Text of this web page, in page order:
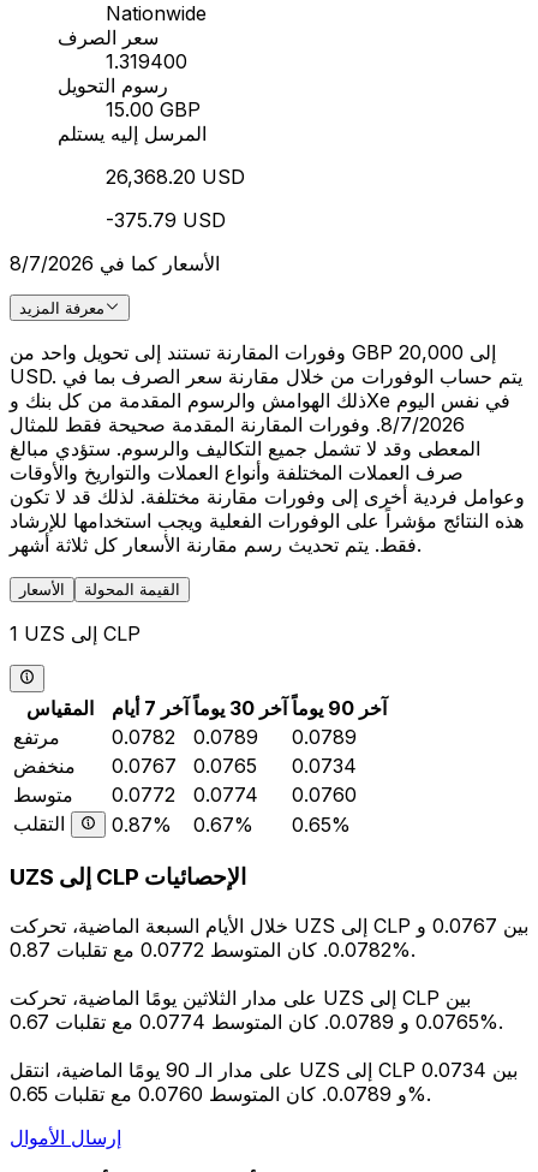
Nationwide
سعر الصرف
1.319400
رسوم التحويل
15.00 GBP
المرسل إليه يستلم
26,368.20 USD
-375.79 USD
الأسعار كما في 8/7/2026
معرفة المزيد
وفورات المقارنة تستند إلى تحويل واحد من GBP 20,000 إلى
USD. يتم حساب الوفورات من خلال مقارنة سعر الصرف بما في
ذلك الهوامش والرسوم المقدمة من كل بنك وXe في نفس اليوم
8/7/2026. وفورات المقارنة المقدمة صحيحة فقط للمثال
المعطى وقد لا تشمل جميع التكاليف والرسوم. ستؤدي مبالغ
صرف العملات المختلفة وأنواع العملات والتواريخ والأوقات
وعوامل فردية أخرى إلى وفورات مقارنة مختلفة. لذلك قد لا تكون
هذه النتائج مؤشراً على الوفورات الفعلية ويجب استخدامها للإرشاد
فقط. يتم تحديث رسم مقارنة الأسعار كل ثلاثة أشهر.
الأسعار القيمة المحولة
1 UZS إلى CLP
المقياس آخر 7 أيام آخر 30 يوماً
آخر 90 يوماً
مرتفع
0.0782 0.0789
0.0789
منخفض
0.0767 0.0765
0.0734
متوسط
0.0772 0.0774
0.0760
التقلب
0.87% 0.67% 0.65%
UZS إلى CLP الإحصائيات
خلال الأيام السبعة الماضية، تحركت UZS إلى CLP بين 0.0767 و
0.0782. كان المتوسط 0.0772 مع تقلبات 0.87%.
على مدار الثلاثين يومًا الماضية، تحركت UZS إلى CLP بين
0.0765 و 0.0789. كان المتوسط 0.0774 مع تقلبات 0.67%.
على مدار الـ 90 يومًا الماضية، انتقل UZS إلى CLP بين 0.0734
و 0.0789. كان المتوسط 0.0760 مع تقلبات 0.65%.
إرسال الأموال